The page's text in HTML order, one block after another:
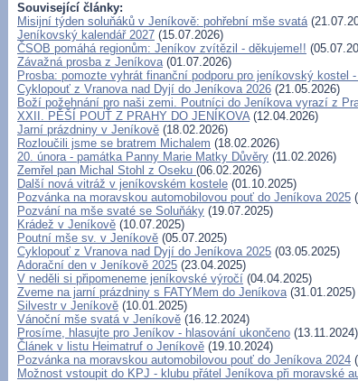
Související články:
Misijní týden soluňáků v Jeníkově: pohřební mše svatá
Jeníkovský kalendář 2027 (15.07.2026)
ČSOB pomáhá regionům: Jeníkov zvítězil - děkujeme!!
Závažná prosba z Jeníkova(01.07.2026)
Prosba: pomozte vyhrát finanční podporu pro jeníkovský kostel
Cyklopouť z Vranova nad Dyjí do Jeníkova 2026 (21.05.2026)
Boží požehnání pro naši zemi. Poutníci do Jeníkova vyrazí z
XXII. PĚŠÍ POUŤ Z PRAHY DO JENÍKOVA(12.04.2026)
Jarní prázdniny v Jeníkově (18.02.2026)
Rozloučili jsme se bratrem Michalem (18.02.2026)
20. února - památka Panny Marie Matky Důvěry (11.02.2026)
Zemřel pan Michal Stohl z Oseku (06.02.2026)
Další nová vitráž v jeníkovském kostele (01.10.2025)
Pozvánka na moravskou automobilovou pouť do Jeníkova 2025
Pozvání na mše svaté se Soluňáky (19.07.2025)
Krádež v Jeníkově (10.07.2025)
Poutní mše sv. v Jeníkově (05.07.2025)
Cyklopouť z Vranova nad Dyjí do Jeníkova 2025 (03.05.2025)
Adorační den v Jeníkově 2025 (23.04.2025)
V neděli si připomeneme jeníkovské výročí (04.04.2025)
Zveme na jarní prázdniny s FATYMem do Jeníkova(31.01.2025)
Silvestr v Jeníkově (10.01.2025)
Vánoční mše svatá v Jeníkově (16.12.2024)
Prosíme, hlasujte pro Jeníkov - hlasování ukončeno (13.11.2024)
Článek v listu Heimatruf o Jeníkově (19.10.2024)
Pozvánka na moravskou automobilovou pouť do Jeníkova 2024
Možnost vstoupit do KPJ - klubu přátel Jeníkova při moravské